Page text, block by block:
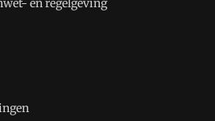
en regelgeving